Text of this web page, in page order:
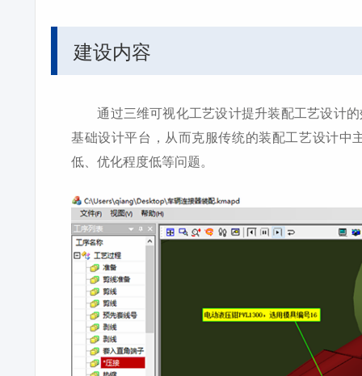
建设内容
通过三维可视化工艺设计提升装配工艺设计的
基础设计平台，从而克服传统的装配工艺设计
低、优化程度低等问题。